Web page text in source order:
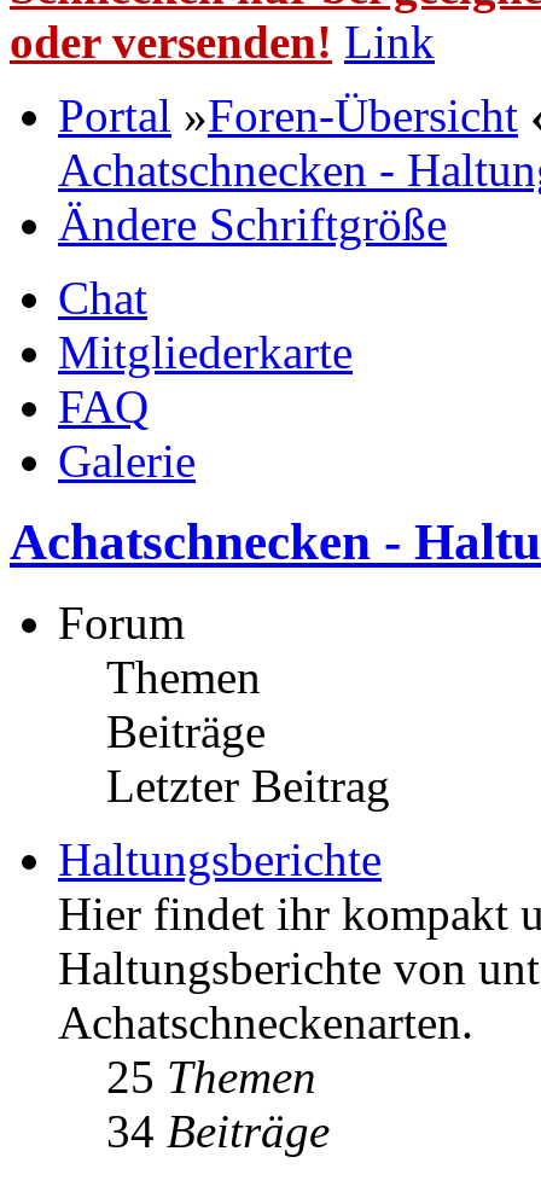
oder versenden! Link
Portal »Foren-Übersicht
Achatschnecken -
Ändere Schriftgröße
Chat
Mitgliederkarte
FAQ
Galerie
Achatschnecken -
Forum
Themen
Beiträge
Letzter Beitrag
Haltungsberichte
Hier findet ihr kompakt
Haltungsberichte von
Achatschneckenarten.
25 Themen
34 Beiträge